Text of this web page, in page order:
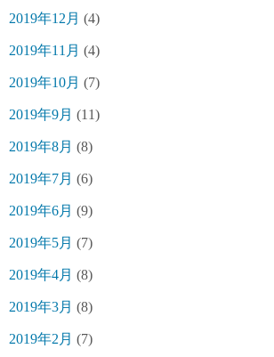
2019年12月 (4)
2019年11月 (4)
2019年10月 (7)
2019年9月 (11)
2019年8月 (8)
2019年7月 (6)
2019年6月 (9)
2019年5月 (7)
2019年4月 (8)
2019年3月 (8)
2019年2月 (7)